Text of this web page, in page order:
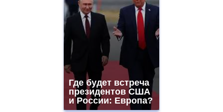
Где будет встреча
президентов США
и России: Европа?